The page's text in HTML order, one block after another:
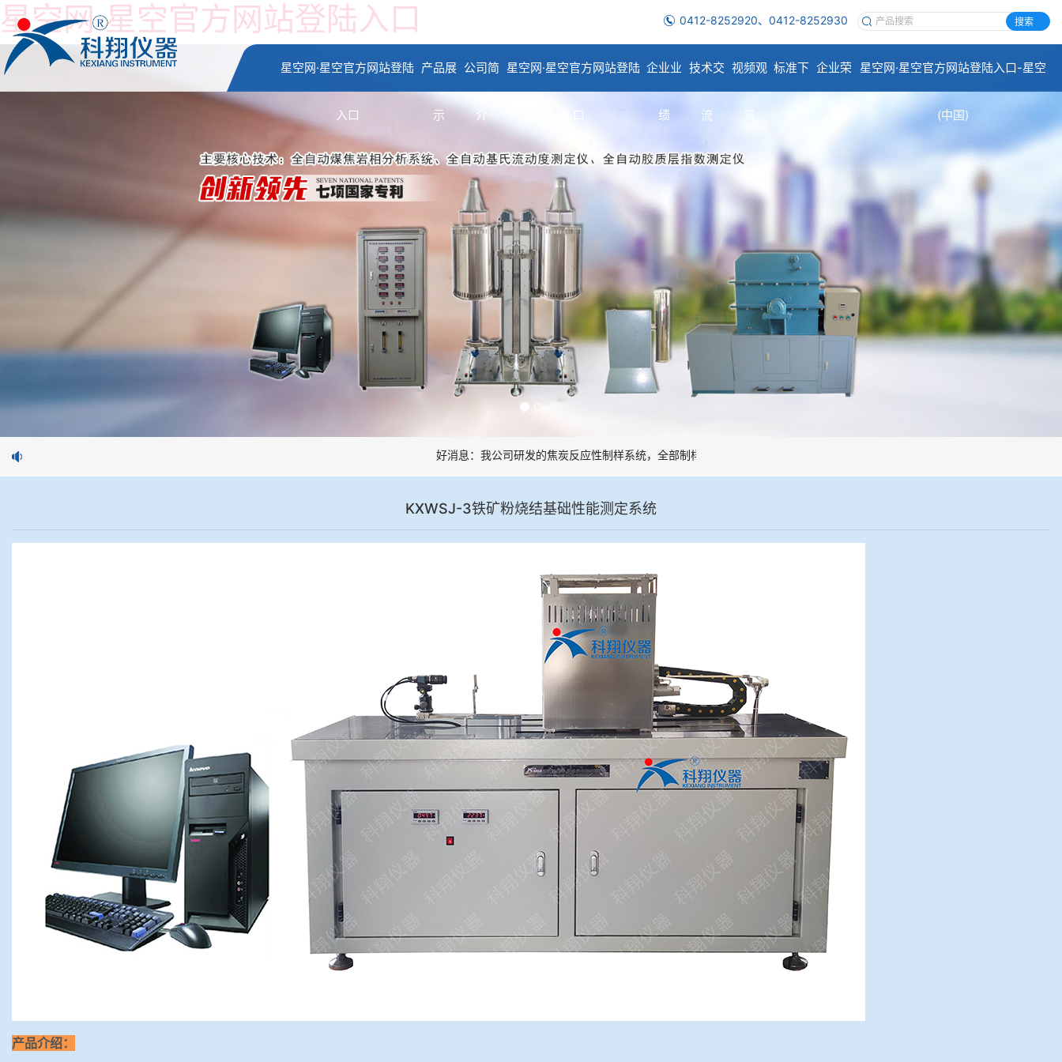
星空网·星空官方网站登陆入口 0412-8252920、0412-8252930 搜索
星空网·星空官方网站登陆
入口
产品展
示
公司简
介
星空网·星空官方网站登陆
入口
企业业
绩
技术交
流
视频观
赏
标准下 企业荣 星空网·星空官方网站登陆入口-星空
(中国)
好消息：我公司研发的焦炭反应性制样系统，全部制样过程机械化操作，没有人为误差，焦球形状与人工制焦球法一致或优于人工
KXWSJ-3铁矿粉烧结基础性能测定系统
产品介绍：